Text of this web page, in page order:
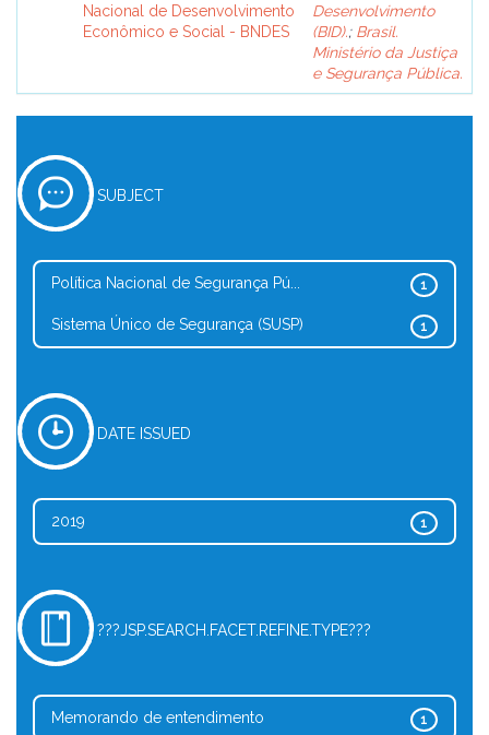
Nacional de Desenvolvimento
Econômico e Social - BNDES
Desenvolvimento
(BID).; Brasil.
Ministério da Justiça
e Segurança Pública.
SUBJECT
1
Política Nacional de Segurança Pú...
1
Sistema Único de Segurança (SUSP)
DATE ISSUED
1
2019
???JSP.SEARCH.FACET.REFINE.TYPE???
1
Memorando de entendimento